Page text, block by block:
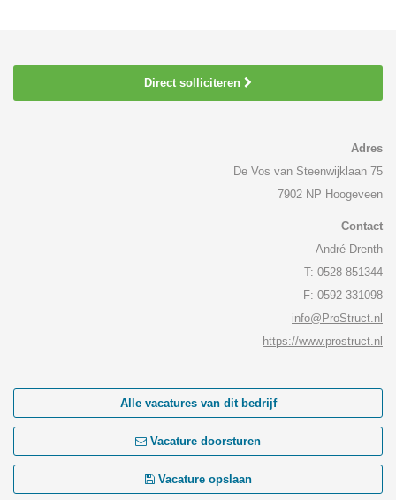
Direct solliciteren
Adres
De Vos van Steenwijklaan 75
7902 NP Hoogeveen
Contact
André Drenth
T: 0528-851344
F: 0592-331098
info@ProStruct.nl
https://www.prostruct.nl
Alle vacatures van dit bedrijf
Vacature doorsturen
Vacature opslaan